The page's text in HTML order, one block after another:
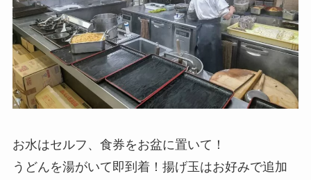
お水はセルフ、食券をお盆に置いて！
うどんを湯がいて即到着！揚げ玉はお好みで追加